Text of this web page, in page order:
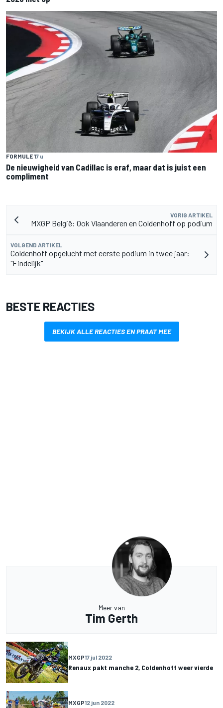
FORMULE 17 u
De nieuwigheid van Cadillac is eraf, maar dat is juist een
compliment
VORIG ARTIKEL
MXGP België: Ook Vlaanderen en Coldenhoff op podium
VOLGEND ARTIKEL
Coldenhoff opgelucht met eerste podium in twee jaar:
"Eindelijk"
BESTE REACTIES
BEKIJK ALLE REACTIES EN PRAAT MEE
Meer van
Tim Gerth
MXGP17 jul 2022
Renaux pakt manche 2, Coldenhoff weer vierde
MXGP12 jun 2022